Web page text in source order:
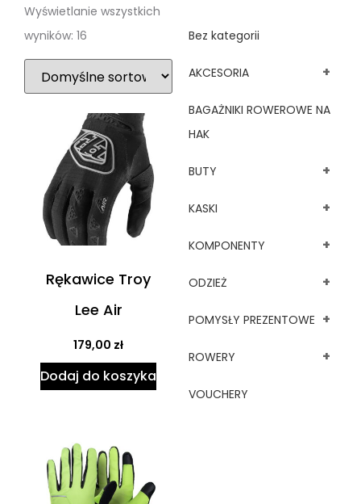
Bez kategorii
AKCESORIA +
BAGAŻNIKI ROWEROWE NA
HAK
BUTY +
KASKI +
KOMPONENTY +
ODZIEŻ +
POMYSŁY PREZENTOWE +
ROWERY +
VOUCHERY
Wyświetlanie wszystkich
wyników: 16
Rękawice Troy
Lee Air
179,00 zł
Dodaj do koszyka